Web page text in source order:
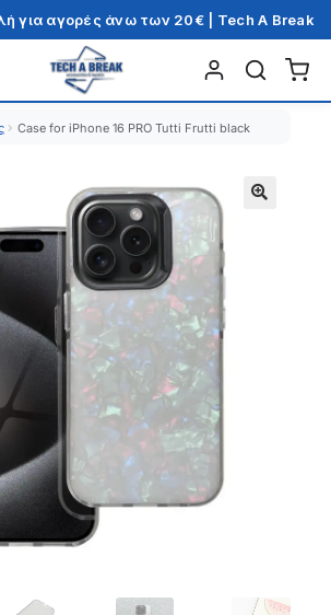
για αγορές άνω των 20€ | Tech A Break
Case for iPhone 16 PRO Tutti Frutti black